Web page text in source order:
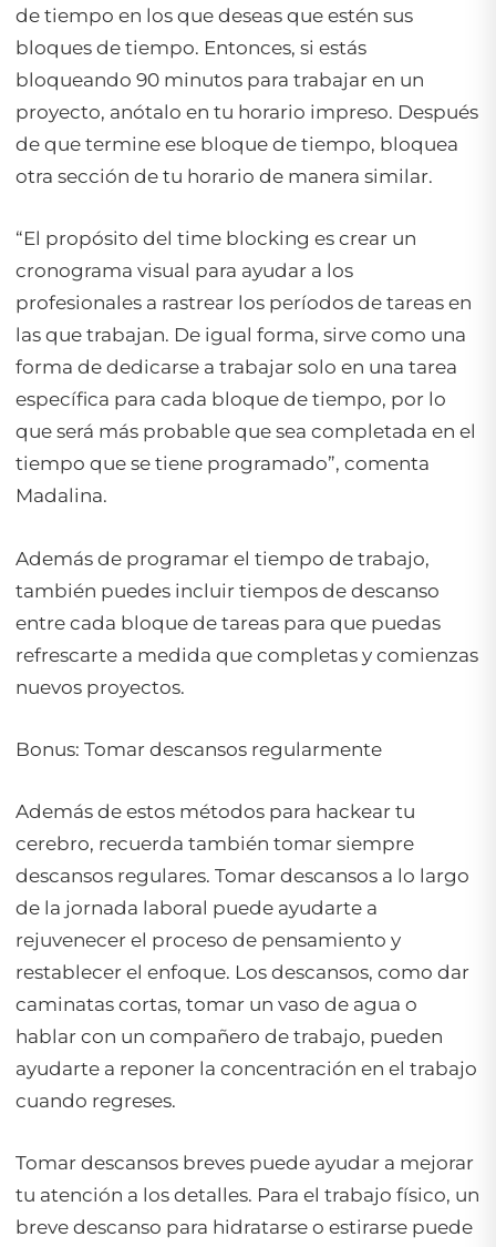
de tiempo en los que deseas que estén sus
bloques de tiempo. Entonces, si estás
bloqueando 90 minutos para trabajar en un
proyecto, anótalo en tu horario impreso. Después
de que termine ese bloque de tiempo, bloquea
otra sección de tu horario de manera similar.
“El propósito del time blocking es crear un
cronograma visual para ayudar a los
profesionales a rastrear los períodos de tareas en
las que trabajan. De igual forma, sirve como una
forma de dedicarse a trabajar solo en una tarea
específica para cada bloque de tiempo, por lo
que será más probable que sea completada en el
tiempo que se tiene programado”, comenta
Madalina.
Además de programar el tiempo de trabajo,
también puedes incluir tiempos de descanso
entre cada bloque de tareas para que puedas
refrescarte a medida que completas y comienzas
nuevos proyectos.
Bonus: Tomar descansos regularmente
Además de estos métodos para hackear tu
cerebro, recuerda también tomar siempre
descansos regulares. Tomar descansos a lo largo
de la jornada laboral puede ayudarte a
rejuvenecer el proceso de pensamiento y
restablecer el enfoque. Los descansos, como dar
caminatas cortas, tomar un vaso de agua o
hablar con un compañero de trabajo, pueden
ayudarte a reponer la concentración en el trabajo
cuando regreses.
Tomar descansos breves puede ayudar a mejorar
tu atención a los detalles. Para el trabajo físico, un
breve descanso para hidratarse o estirarse puede